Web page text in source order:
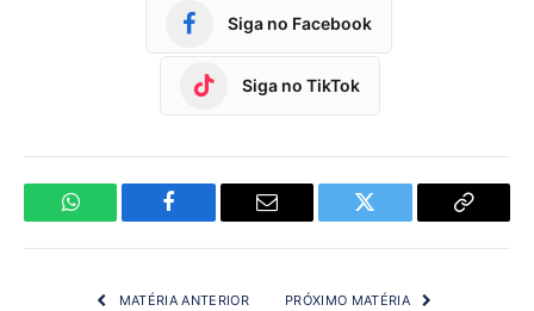
Siga no Facebook
Siga no TikTok
WhatsApp Facebook Email Twitter
Copy
MATÉRIA ANTERIOR PRÓXIMO MATÉRIA